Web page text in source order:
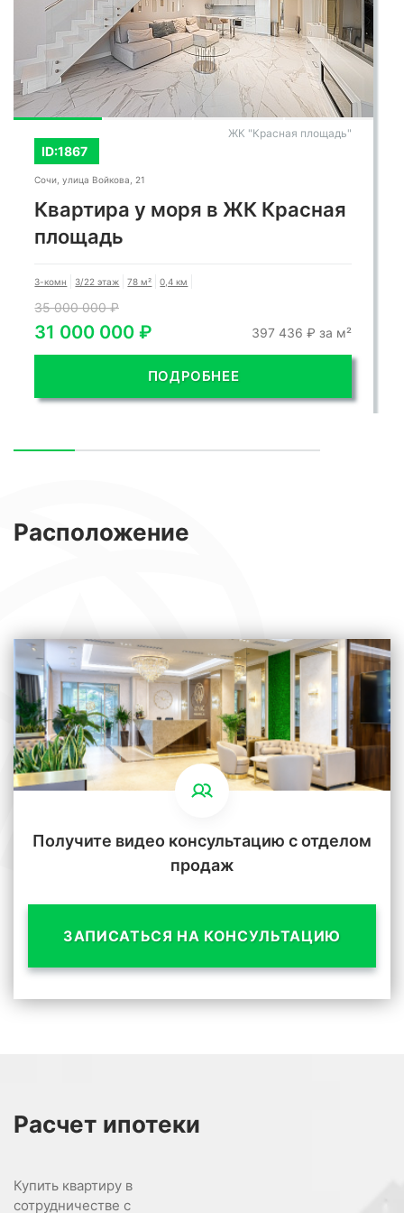
ID:1867
ЖК "Красная площадь"
Сочи, улица Войкова, 21
Квартира у моря в ЖК Красная
площадь
3-комн 3/22 этаж 78 м² 0,4 км
35 000 000 ₽
31 000 000 ₽ 397 436 ₽ за м²
ПОДРОБНЕЕ
Расположение
Получите видео консультацию с отделом
продаж
ЗАПИСАТЬСЯ НА КОНСУЛЬТАЦИЮ
Расчет ипотеки
Купить квартиру в
сотрудничестве с